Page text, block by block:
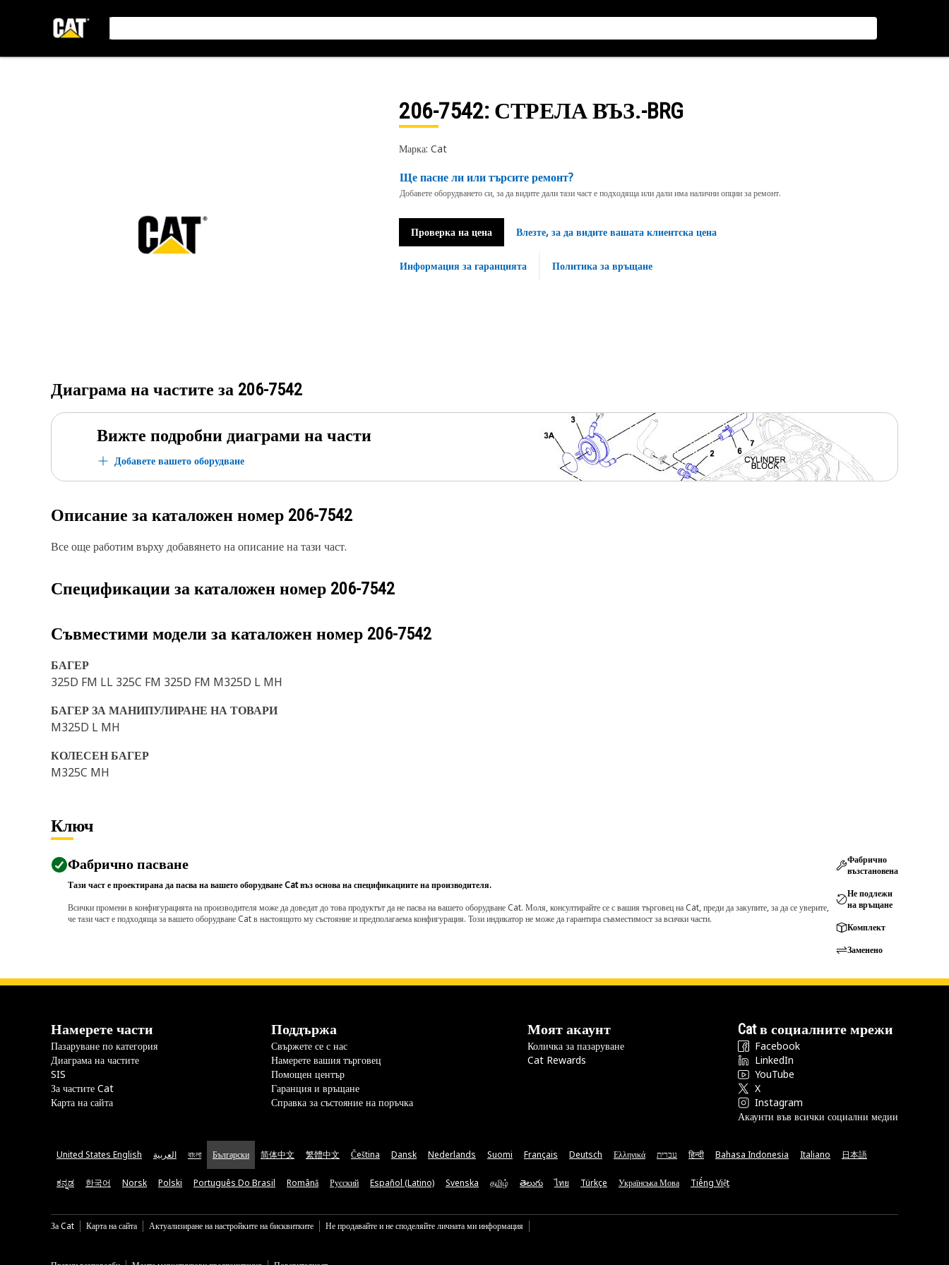
206-7542: СТРЕЛА ВЪЗ.-BRG
Марка: Cat
Ще пасне ли или търсите ремонт?
Добавете оборудването си, за да видите дали тази част е подходяща или дали има налични опции за ремонт.
Проверка на цена Влезте, за да видите вашата клиентска цена
Информация за гаранцията Политика за връщане
Диаграма на частите за 206-7542
Вижте подробни диаграми на части
Добавете вашето оборудване
Описание за каталожен номер 206-7542
Все още работим върху добавянето на описание на тази част.
Спецификации за каталожен номер 206-7542
Съвместими модели за каталожен номер 206-7542
БАГЕР
325D FM LL 325C FM 325D FM M325D L MH
БАГЕР ЗА МАНИПУЛИРАНЕ НА ТОВАРИ
M325D L MH
КОЛЕСЕН БАГЕР
M325C MH
Ключ
Фабрично пасване
Тази част е проектирана да пасва на вашето оборудване Cat въз основа на спецификациите на производителя.
Всички промени в конфигурацията на производителя може да доведат до това продуктът да не пасва на вашето оборудване Cat. Моля, консултирайте се с вашия търговец на Cat, преди да закупите, за да се уверите,
че тази част е подходяща за вашето оборудване Cat в настоящото му състояние и предполагаема конфигурация. Този индикатор не може да гарантира съвместимост за всички части.
Фабрично
възстановена
Не подлежи
на връщане
Комплект
Заменено
Намерете части
Пазаруване по категория
Диаграма на частите
SIS
За частите Cat
Карта на сайта
Поддържа
Свържете се с нас
Намерете вашия търговец
Помощен център
Гаранция и връщане
Справка за състояние на поръчка
Моят акаунт
Количка за пазаруване
Cat Rewards
Cat в социалните мрежи
Facebook
LinkedIn
YouTube
X
Instagram
Акаунти във всички социални медии
United States English العربية বাংলা Български 简体中文 繁體中文 Čeština Dansk Nederlands Suomi Français Deutsch Ελληνικά עברית हिन्दी Bahasa Indonesia Italiano 日本語
ಕನ್ನಡ 한국어 Norsk Polski Português Do Brasil Română Русский Español (Latino) Svenska தமிழ் తెలుగు ไทย Türkçe Українська Мова Tiếng Việt
За Cat Карта на сайта Актуализиране на настройките на бисквитките Не продавайте и не споделяйте личната ми информация